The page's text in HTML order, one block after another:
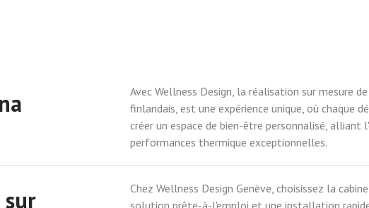
Avec Wellness Design, la réalisation sur mesure
finlandais, est une expérience unique, où chaque
créer un espace de bien-être personnalisé, alliant
performances thermique exceptionnelles.
sur
Chez Wellness Design Genève, choisissez la
solution prête-à-l'emploi et une installation